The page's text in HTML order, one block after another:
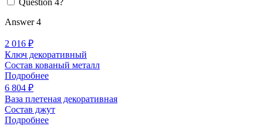
Answer 4
2 016 ₽
Ключ декоративный
Состав кованый металл
Подробнее
6 804 ₽
Ваза плетеная декоративная
Состав джут
Подробнее